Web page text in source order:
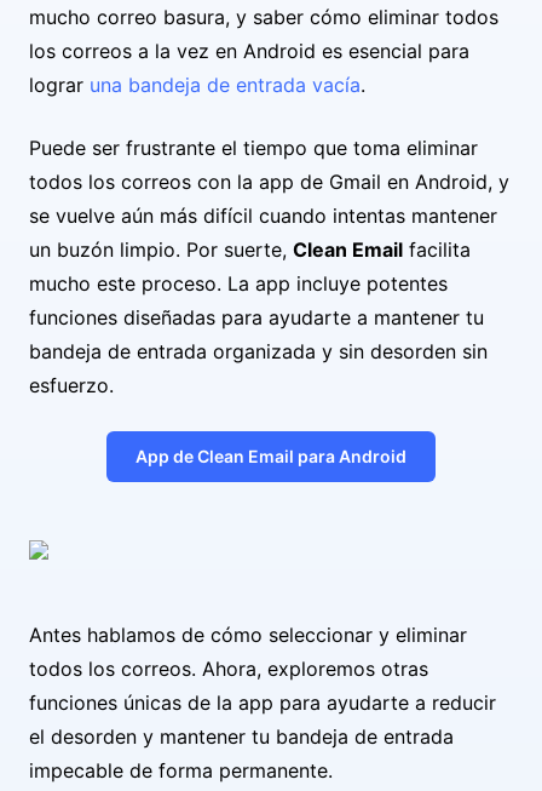
mucho correo basura, y saber cómo eliminar todos
los correos a la vez en Android es esencial para
lograr una bandeja de entrada vacía.
Puede ser frustrante el tiempo que toma eliminar
todos los correos con la app de Gmail en Android, y
se vuelve aún más difícil cuando intentas mantener
un buzón limpio. Por suerte, Clean Email facilita
mucho este proceso. La app incluye potentes
funciones diseñadas para ayudarte a mantener tu
bandeja de entrada organizada y sin desorden sin
esfuerzo.
App de Clean Email para Android
Antes hablamos de cómo seleccionar y eliminar
todos los correos. Ahora, exploremos otras
funciones únicas de la app para ayudarte a reducir
el desorden y mantener tu bandeja de entrada
impecable de forma permanente.